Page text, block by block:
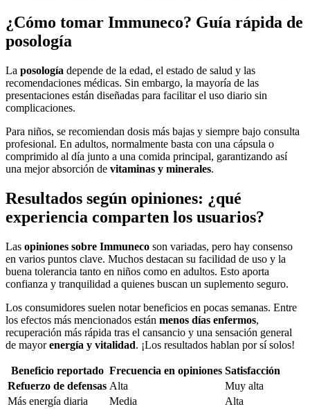
¿Cómo tomar Immuneco? Guía rápida de
posología
La posología depende de la edad, el estado de salud y las
recomendaciones médicas. Sin embargo, la mayoría de las
presentaciones están diseñadas para facilitar el uso diario sin
complicaciones.
Para niños, se recomiendan dosis más bajas y siempre bajo consulta
profesional. En adultos, normalmente basta con una cápsula o
comprimido al día junto a una comida principal, garantizando así
una mejor absorción de vitaminas y minerales.
Resultados según opiniones: ¿qué
experiencia comparten los usuarios?
Las opiniones sobre Immuneco son variadas, pero hay consenso
en varios puntos clave. Muchos destacan su facilidad de uso y la
buena tolerancia tanto en niños como en adultos. Esto aporta
confianza y tranquilidad a quienes buscan un suplemento seguro.
Los consumidores suelen notar beneficios en pocas semanas. Entre
los efectos más mencionados están menos días enfermos,
recuperación más rápida tras el cansancio y una sensación general
de mayorenergía y vitalidad. ¡Los resultados hablan por sí solos!
Beneficio reportado Frecuencia en opiniones Satisfacción
Refuerzo de defensas Alta
Muy alta
Más energía diaria
Media
Alta